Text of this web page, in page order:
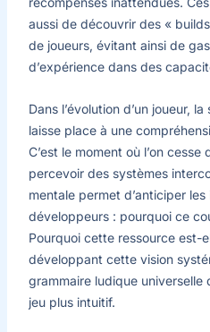
aussi de découvrir des «
de joueurs, évitant ainsi de
d’expérience dans des
Dans l’évolution d’un joueur,
laisse place à une
C’est le moment où l’on
percevoir des systèmes
mentale permet d’anticiper
développeurs : pourquoi ce
Pourquoi cette ressource est-
développant cette vision
grammaire ludique universelle
jeu plus intuitif.